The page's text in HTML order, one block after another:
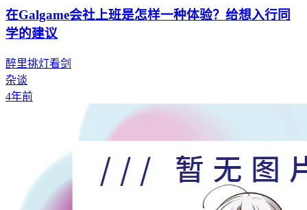
在Galgame会社上班是怎样一种体验？给想入行同
学的建议
醉里挑灯看剑
杂谈
4年前